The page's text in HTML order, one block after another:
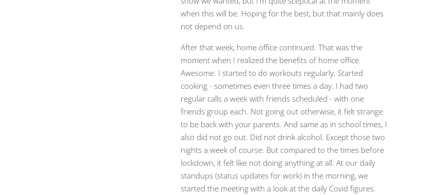
when this will be. Hoping for the best, but that mainly does
not depend on us.
After that week, home office continued. That was the
moment when I realized the benefits of home office.
Awesome. I started to do workouts regularly. Started
cooking - sometimes even three times a day. I had two
regular calls a week with friends scheduled - with one
friends group each. Not going out otherwise, it felt strange
to be back with your parents. And same as in school times, I
also did not go out. Did not drink alcohol. Except those two
nights a week of course. But compared to the times before
lockdown, it felt like not doing anything at all. At our daily
standups (status updates for work) in the morning, we
started the meeting with a look at the daily Covid figures.